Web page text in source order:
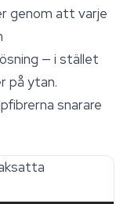
genom att varje
— i stället
på ytan.
snarare